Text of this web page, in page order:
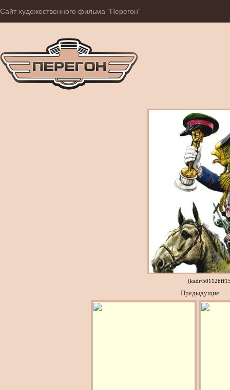
Сайт художественного фильма "Перегон"
(kadr/
Предыдущие